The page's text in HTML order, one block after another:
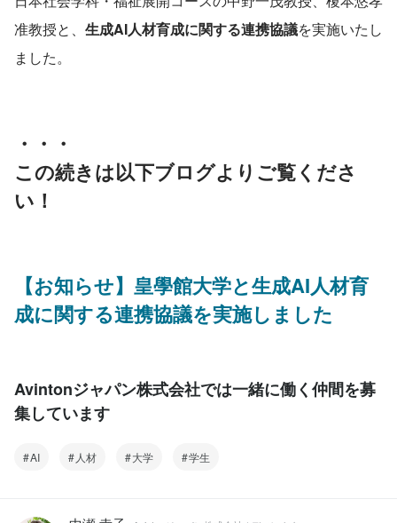
准教授と、 生成AI人材育成に関する連携協議を実施いたし
ました。
・・・
この続きは以下ブログよりご覧くださ
い！
【お知らせ】皇學館大学と生成AI人材育
成に関する連携協議を実施しました
Avintonジャパン株式会社では一緒に働く仲間を募
集しています
AI 人材 大学 学生